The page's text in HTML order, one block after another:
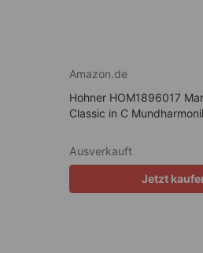
Amazon.de
Hohner HOM1896017
Classic in C
Ausverkauft
Jetzt